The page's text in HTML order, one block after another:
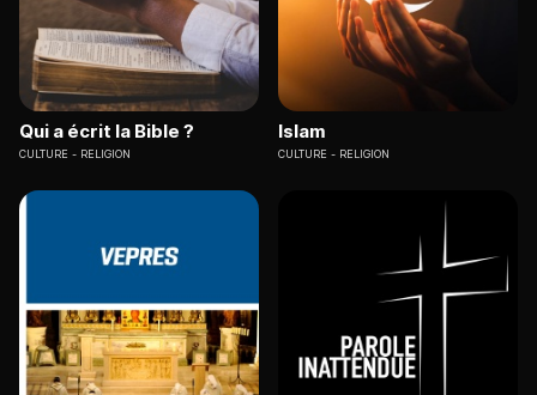
Qui a écrit la Bible ?
CULTURE RELIGION
Islam
CULTURE RELIGION